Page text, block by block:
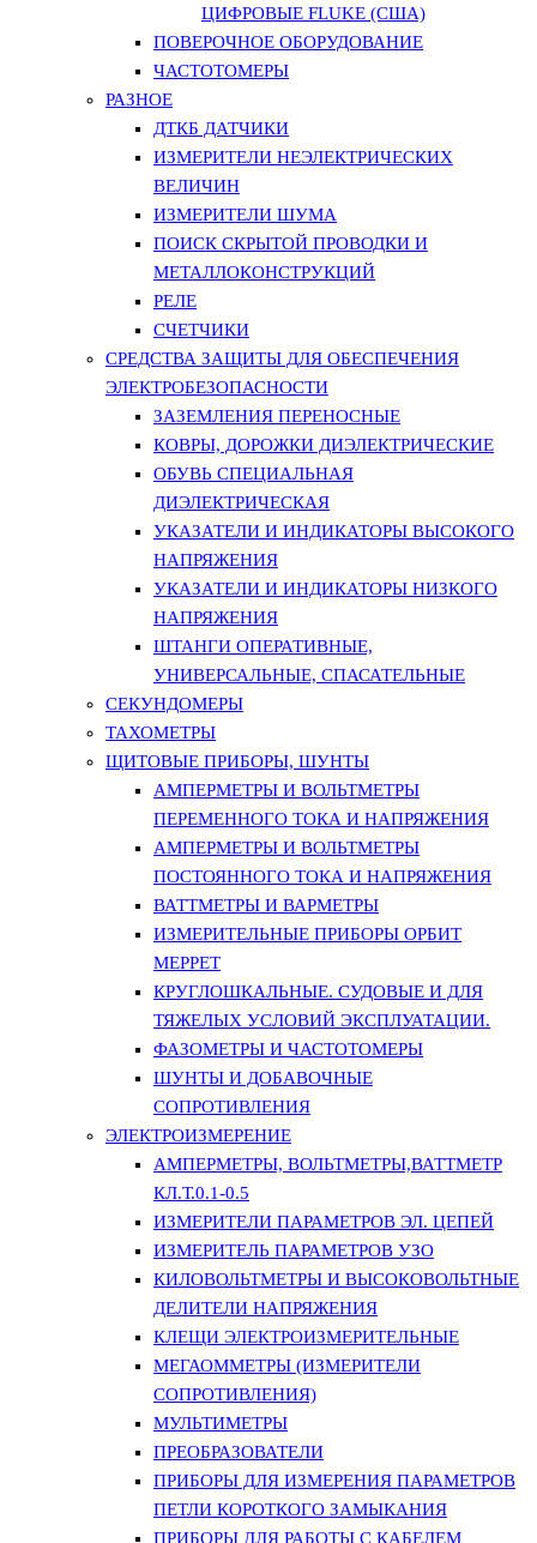
ЦИФРОВЫЕ FLUKE (США)
ПОВЕРОЧНОЕ ОБОРУДОВАНИЕ
ЧАСТОТОМЕРЫ
РАЗНОЕ
ДТКБ ДАТЧИКИ
ИЗМЕРИТЕЛИ НЕЭЛЕКТРИЧЕСКИХ
ВЕЛИЧИН
ИЗМЕРИТЕЛИ ШУМА
ПОИСК СКРЫТОЙ ПРОВОДКИ И
МЕТАЛЛОКОНСТРУКЦИЙ
РЕЛЕ
СЧЕТЧИКИ
СРЕДСТВА ЗАЩИТЫ ДЛЯ ОБЕСПЕЧЕНИЯ
ЭЛЕКТРОБЕЗОПАСНОСТИ
ЗАЗЕМЛЕНИЯ ПЕРЕНОСНЫЕ
КОВРЫ, ДОРОЖКИ ДИЭЛЕКТРИЧЕСКИЕ
ОБУВЬ СПЕЦИАЛЬНАЯ
ДИЭЛЕКТРИЧЕСКАЯ
УКАЗАТЕЛИ И ИНДИКАТОРЫ ВЫСОКОГО
НАПРЯЖЕНИЯ
УКАЗАТЕЛИ И ИНДИКАТОРЫ НИЗКОГО
НАПРЯЖЕНИЯ
ШТАНГИ ОПЕРАТИВНЫЕ,
УНИВЕРСАЛЬНЫЕ, СПАСАТЕЛЬНЫЕ
СЕКУНДОМЕРЫ
ТАХОМЕТРЫ
ЩИТОВЫЕ ПРИБОРЫ, ШУНТЫ
АМПЕРМЕТРЫ И ВОЛЬТМЕТРЫ
ПЕРЕМЕННОГО ТОКА И НАПРЯЖЕНИЯ
АМПЕРМЕТРЫ И ВОЛЬТМЕТРЫ
ПОСТОЯННОГО ТОКА И НАПРЯЖЕНИЯ
ВАТТМЕТРЫ И ВАРМЕТРЫ
ИЗМЕРИТЕЛЬНЫЕ ПРИБОРЫ ОРБИТ
МЕРРЕТ
КРУГЛОШКАЛЬНЫЕ. СУДОВЫЕ И ДЛЯ
ТЯЖЕЛЫХ УСЛОВИЙ ЭКСПЛУАТАЦИИ.
ФАЗОМЕТРЫ И ЧАСТОТОМЕРЫ
ШУНТЫ И ДОБАВОЧНЫЕ
СОПРОТИВЛЕНИЯ
ЭЛЕКТРОИЗМЕРЕНИЕ
АМПЕРМЕТРЫ, ВОЛЬТМЕТРЫ,ВАТТМЕТР
КЛ.Т.0.1-0.5
ИЗМЕРИТЕЛИ ПАРАМЕТРОВ ЭЛ. ЦЕПЕЙ
ИЗМЕРИТЕЛЬ ПАРАМЕТРОВ УЗО
КИЛОВОЛЬТМЕТРЫ И ВЫСОКОВОЛЬТНЫЕ
ДЕЛИТЕЛИ НАПРЯЖЕНИЯ
КЛЕЩИ ЭЛЕКТРОИЗМЕРИТЕЛЬНЫЕ
МЕГАОММЕТРЫ (ИЗМЕРИТЕЛИ
СОПРОТИВЛЕНИЯ)
МУЛЬТИМЕТРЫ
ПРЕОБРАЗОВАТЕЛИ
ПРИБОРЫ ДЛЯ ИЗМЕРЕНИЯ ПАРАМЕТРОВ
ПЕТЛИ КОРОТКОГО ЗАМЫКАНИЯ
ПРИБОРЫ ДЛЯ РАБОТЫ С КАБЕЛЕМ